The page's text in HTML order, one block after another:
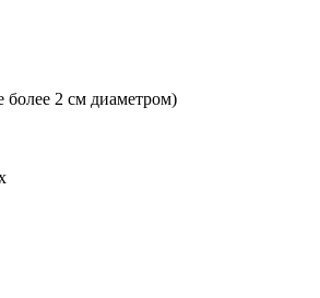
более 2 см диаметром)